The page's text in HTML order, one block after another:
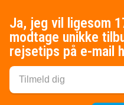
Ja, jeg vil ligesom
modtage unikke
rejsetips på e-mail